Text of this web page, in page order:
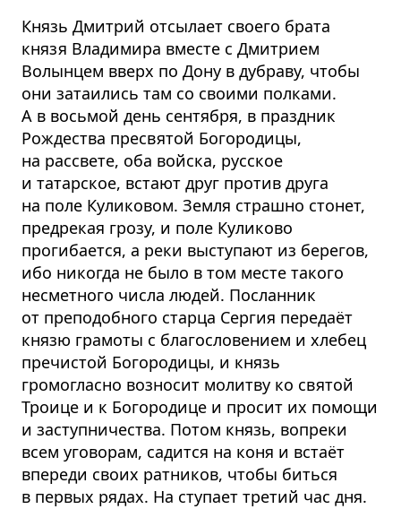
Князь Дмитрий отсылает своего брата
князя Владимира вместе с Дмитрием
Волынцем вверх по Дону в дубраву, чтобы
они затаились там со своими полками.
А в восьмой день сентября, в праздник
Рождества пресвятой Богородицы,
на рассвете, оба войска, русское
и татарское, встают друг против друга
на поле Куликовом. Земля страшно стонет,
предрекая грозу, и поле Куликово
прогибается, а реки выступают из берегов,
ибо никогда не было в том месте такого
несметного числа людей. Посланник
от преподобного старца Сергия передаёт
князю грамоты с благословением и хлебец
пречистой Богородицы, и князь
громогласно возносит молитву ко святой
Троице и к Богородице и просит их помощи
и заступничества. Потом князь, вопреки
всем уговорам, садится на коня и встаёт
впереди своих ратников, чтобы биться
в первых рядах. На ступает третий час дня.